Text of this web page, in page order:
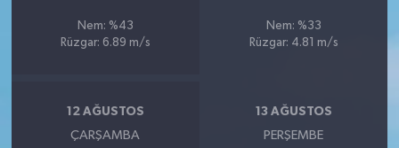
Nem: %43
Rüzgar: 6.89 m/s
Nem: %33
Rüzgar: 4.81 m/s
12 AĞUSTOS
ÇARŞAMBA
13 AĞUSTOS
PERŞEMBE